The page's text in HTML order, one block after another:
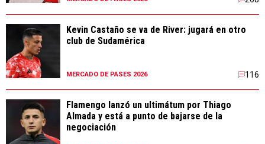
Kevin Castaño se va de River: jugará en otro
club de Sudamérica
MERCADO DE PASES 2026 116
Flamengo lanzó un ultimátum por Thiago
Almada y está a punto de bajarse de la
negociación